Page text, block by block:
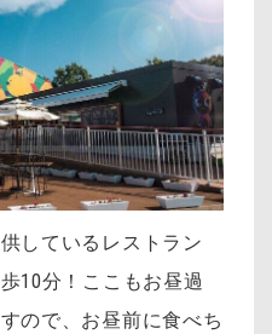
しているレストラン
10分！ここもお昼過
ので、お昼前に食べち